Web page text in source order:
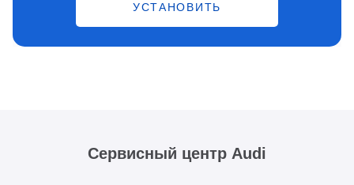
УСТАНОВИТЬ
Сервисный центр Audi